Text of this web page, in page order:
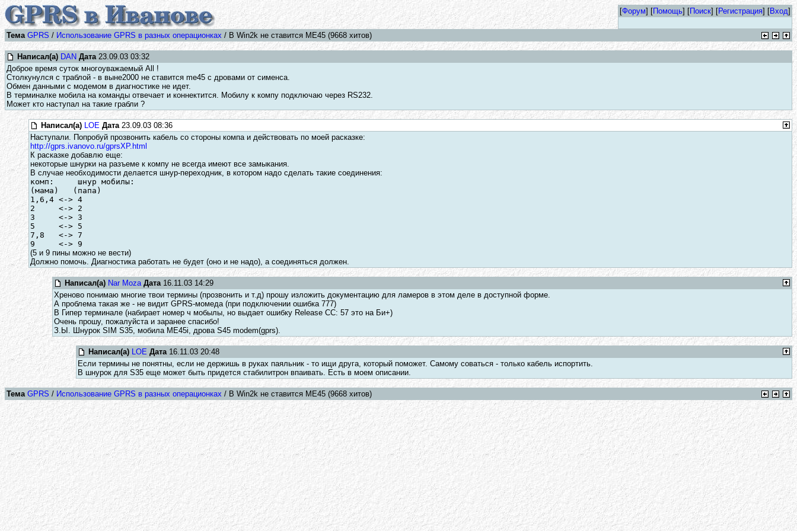
[Форум] [Помощь] [Поиск] [Регистрация] [Вход]
Тема GPRS / Использование GPRS в разных операционках / В Win2k не ставится ME45 (9668 хитов)
Написал(а) DAN Дата23.09.03 03:32
Доброе время суток многоуважаемый All !
Столкунулся с траблой - в выне2000 не ставится me45 с дровами от сименса.
Обмен данными с модемом в диагностике не идет.
В терминалке мобила на команды отвечает и коннектится. Мобилу к компу подключаю через RS232.
Может кто наступал на такие грабли ?
Написал(а) LOE Дата23.09.03 08:36
Наступали. Попробуй прозвонить кабель со стороны компа и действовать по моей расказке:
http://gprs.ivanovo.ru/gprsXP.html
К расказке добавлю еще:
некоторые шнурки на разъеме к компу не всегда имеют все замыкания.
В случае необходимости делается шнур-переходник, в котором надо сделать такие соединения:
комп:     шнур мобилы:
(мама)   (папа)
1,6,4 <-> 4
2     <-> 2
3     <-> 3
5     <-> 5
7,8   <-> 7
9     <-> 9
(5 и 9 пины можно не вести)
Должно помочь. Диагностика работать не будет (оно и не надо), а соединяться должен.
Написал(а) Nar Moza Дата16.11.03 14:29
Хреново понимаю многие твои термины (прозвонить и т.д) прошу изложить документацию для ламеров в этом деле в доступной форме.
А проблема такая же - не видит GPRS-момеда (при подключении ошибка 777)
В Гипер терминале (набирает номер ч мобылы, но выдает ошибку Release CC: 57 это на Би+)
Очень прошу, пожалуйста и заранее спасибо!
З.Ы. Шнурок SIM S35, мобила ME45i, дрова S45 modem(gprs).
Написал(а) LOE Дата16.11.03 20:48
Если термины не понятны, если не держишь в руках паяльник - то ищи друга, который поможет. Самому соваться - только кабель испортить.
В шнурок для S35 еще может быть придется стабилитрон впаивать. Есть в моем описании.
Тема GPRS / Использование GPRS в разных операционках / В Win2k не ставится ME45 (9668 хитов)